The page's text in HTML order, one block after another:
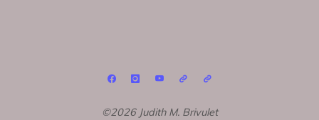
©2026 Judith M. Brivulet